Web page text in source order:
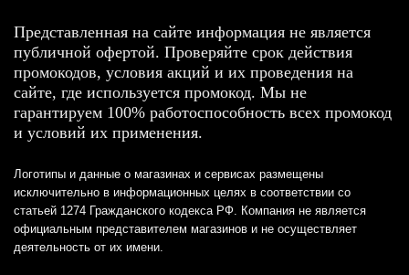
Представленная на сайте информация не является
публичной офертой. Проверяйте срок действия
промокодов, условия акций и их проведения на
сайте, где используется промокод. Мы не
гарантируем 100% работоспособность всех промокод
и условий их применения.
Логотипы и данные о магазинах и сервисах размещены
исключительно в информационных целях в соответствии со
статьей 1274 Гражданского кодекса РФ. Компания не является
официальным представителем магазинов и не осуществляет
деятельность от их имени.